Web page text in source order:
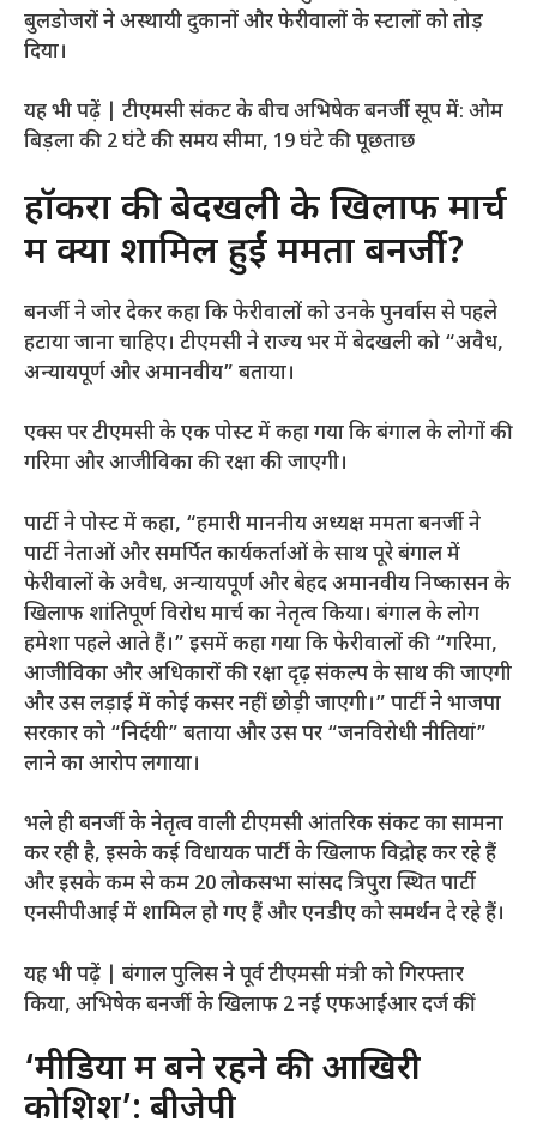
बुलडोजरों ने अस्थायी दुकानों और फेरीवालों के स्टालों को तोड़
दिया।
यह भी पढ़ें | टीएमसी संकट के बीच अभिषेक बनर्जी सूप में: ओम
बिड़ला की 2 घंटे की समय सीमा, 19 घंटे की पूछताछ
हॉकरों की बेदखली के खिलाफ मार्च
में क्यों शामिल हुईं ममता बनर्जी?
बनर्जी ने जोर देकर कहा कि फेरीवालों को उनके पुनर्वास से पहले
हटाया जाना चाहिए। टीएमसी ने राज्य भर में बेदखली को “अवैध,
अन्यायपूर्ण और अमानवीय” बताया।
एक्स पर टीएमसी के एक पोस्ट में कहा गया कि बंगाल के लोगों की
गरिमा और आजीविका की रक्षा की जाएगी।
पार्टी ने पोस्ट में कहा, “हमारी माननीय अध्यक्ष ममता बनर्जी ने
पार्टी नेताओं और समर्पित कार्यकर्ताओं के साथ पूरे बंगाल में
फेरीवालों के अवैध, अन्यायपूर्ण और बेहद अमानवीय निष्कासन के
खिलाफ शांतिपूर्ण विरोध मार्च का नेतृत्व किया। बंगाल के लोग
हमेशा पहले आते हैं।” इसमें कहा गया कि फेरीवालों की “गरिमा,
आजीविका और अधिकारों की रक्षा दृढ़ संकल्प के साथ की जाएगी
और उस लड़ाई में कोई कसर नहीं छोड़ी जाएगी।” पार्टी ने भाजपा
सरकार को “निर्दयी” बताया और उस पर “जनविरोधी नीतियां”
लाने का आरोप लगाया।
भले ही बनर्जी के नेतृत्व वाली टीएमसी आंतरिक संकट का सामना
कर रही है, इसके कई विधायक पार्टी के खिलाफ विद्रोह कर रहे हैं
और इसके कम से कम 20 लोकसभा सांसद त्रिपुरा स्थित पार्टी
एनसीपीआई में शामिल हो गए हैं और एनडीए को समर्थन दे रहे हैं।
यह भी पढ़ें | बंगाल पुलिस ने पूर्व टीएमसी मंत्री को गिरफ्तार
किया, अभिषेक बनर्जी के खिलाफ 2 नई एफआईआर दर्ज कीं
‘मीडिया में बने रहने की आखिरी
कोशिश’: बीजेपी